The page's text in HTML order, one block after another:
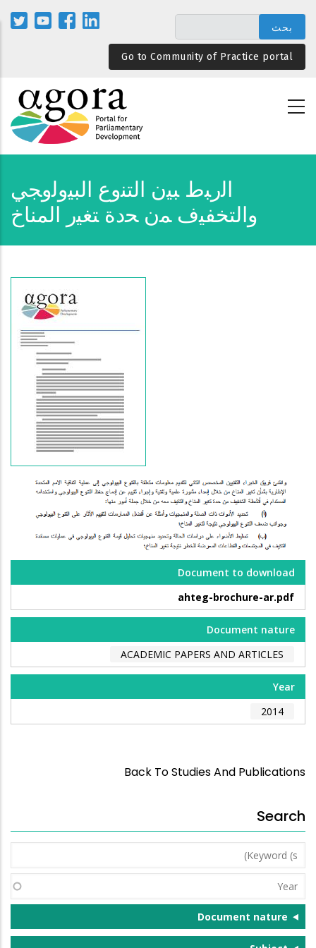
المحتوى
الرئيسيGo to Community of Practice portal
اﻟرﺒط ﺒﻴن اﻟﺘﻨوع اﻟﺒﻴوﻟوﺠﻲ
واﻟﺘﺨﻔﻴف ﻤن ﺤدة ﺘﻐﻴر اﻟﻤﻨﺎخ
Document to download
ahteg-brochure-ar.pdf
Document nature
ACADEMIC PAPERS AND ARTICLES
Year
2014
Back To Studies And Publications
Search
Keyword
(s)
Year
Document nature